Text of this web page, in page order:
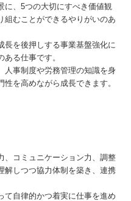
に、5つの大切にすべき価値観
組むことができるやりがいのあ
長を後押しする事業基盤強化に
る仕事です。
人事制度や労務管理の知識を身
を高めながら成長できます。
、コミュニケーション力、調整
解しつつ協力体制を築き、連携
て自律的かつ着実に仕事を進め